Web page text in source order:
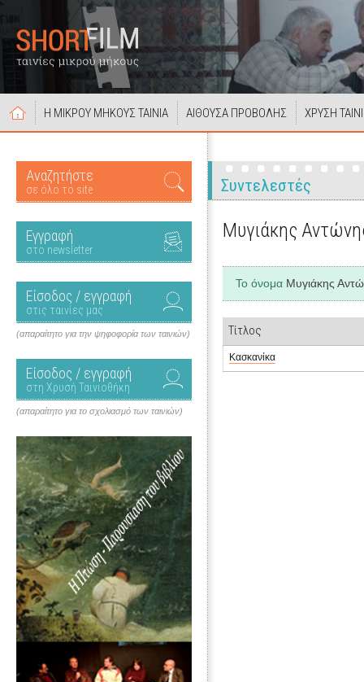
Η ΜΙΚΡΟΥ ΜΗΚΟΥΣ ΤΑΙΝΙΑ ΑΙΘΟΥΣΑ ΠΡΟΒΟΛΗΣ ΧΡΥΣΗ
Αναζητήστε
σε όλο το site
Εγγραφή
στο newsletter
Είσοδος / εγγραφή
στις ταινίες μας
(απαραίτητο για την ψηφοφορία των ταινιών)
Είσοδος / εγγραφή
στη Χρυσή Ταινιοθήκη
(απαραίτητο για το σχολιασμό των ταινιών)
Συντελεστές
Μυγιάκης
Το όνομα Μυγιάκης
Τίτλος
Κασκανίκα